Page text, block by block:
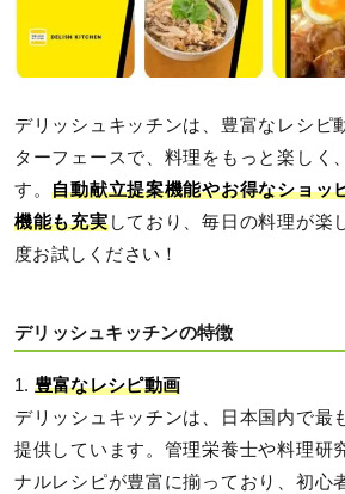
デリッシュキッチンは、豊富なレシピ
ターフェースで、料理をもっと楽しく
す。自動献立提案機能やお得なショッ
機能も充実しており、毎日の料理が楽
度お試しください！
デリッシュキッチンの特徴
1. 豊富なレシピ動画
デリッシュキッチンは、日本国内で最
提供しています。管理栄養士や料理研
ナルレシピが豊富に揃っており、初心